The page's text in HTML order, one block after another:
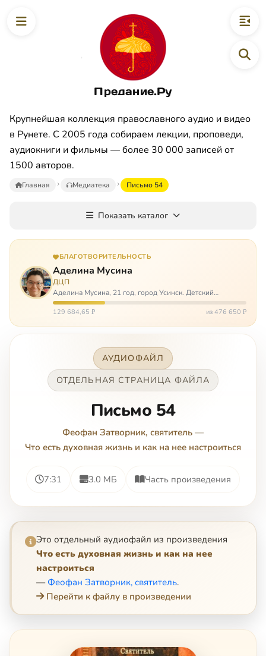
Предание.Ру
Крупнейшая коллекция православного аудио и видео
в Рунете. С 2005 года собираем лекции, проповеди,
аудиокниги и фильмы — более 30 000 записей от
1500 авторов.
Главная Медиатека Письмо 54
Показать каталог
БЛАГОТВОРИТЕЛЬНОСТЬ
Аделина Мусина
ДЦП
Аделина Мусина, 21 год, город Усинск. Детский
церебральный паралич, передвигается на ходунках или
коляске. Аделине требуется помощь, чтобы ноги
129 684,65 ₽ из 476 650 ₽
АУДИОФАЙЛ
ОТДЕЛЬНАЯ СТРАНИЦА ФАЙЛА
Письмо 54
Феофан Затворник, святитель —
Что есть духовная жизнь и как на нее настроиться
7:31 3.0 МБ Часть произведения
Это отдельный аудиофайл из произведения
Что есть духовная жизнь и как на нее
настроиться
— Феофан Затворник, святитель.
Перейти к файлу в произведении